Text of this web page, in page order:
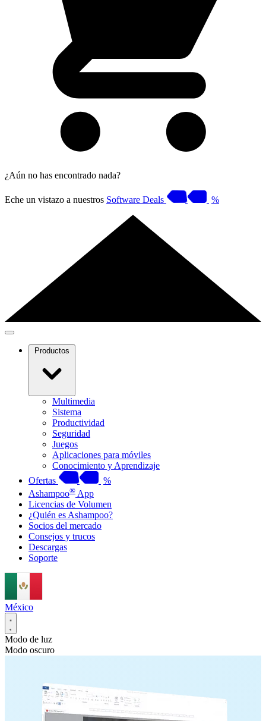
¿Aún no has encontrado nada?
Eche un vistazo a nuestros Software Deals %
Productos
Multimedia
Sistema
Productividad
Seguridad
Juegos
Aplicaciones para móviles
Conocimiento y Aprendizaje
Ofertas
%
Ashampoo® App
Licencias de Volumen
¿Quién es Ashampoo?
Socios del mercado
Consejos y trucos
Descargas
Soporte
México
Modo de luz
Modo oscuro